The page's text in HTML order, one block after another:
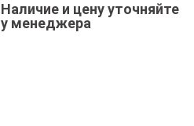
Наличие и цену уточняйте
у менеджера